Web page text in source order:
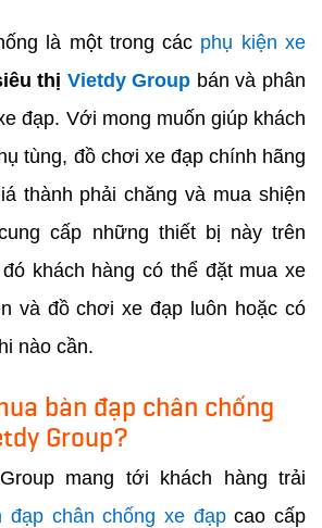
là một trong các phụ kiện xe
thị Vietdy Group bán và phân
đạp. Với mong muốn giúp khách
tùng, đồ chơi xe đạp chính hãng
thành phải chăng và mua shiện
cấp những thiết bị này trên
khách hàng có thể đặt mua xe
và đồ chơi xe đạp luôn hoặc có
nào cần.
bàn đạp chân chống
Group?
mang tới khách hàng trải
đạp chân chống xe đạpcao cấp